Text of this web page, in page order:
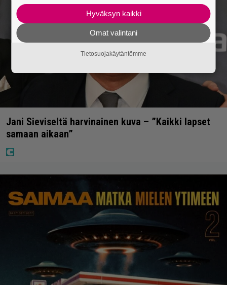
Jani Sieviseltä harvinainen kuva – ”Kaikki lapset
samaan aikaan”
Hyväksyn kaikki
Omat valintani
Tietosuojakäytäntömme